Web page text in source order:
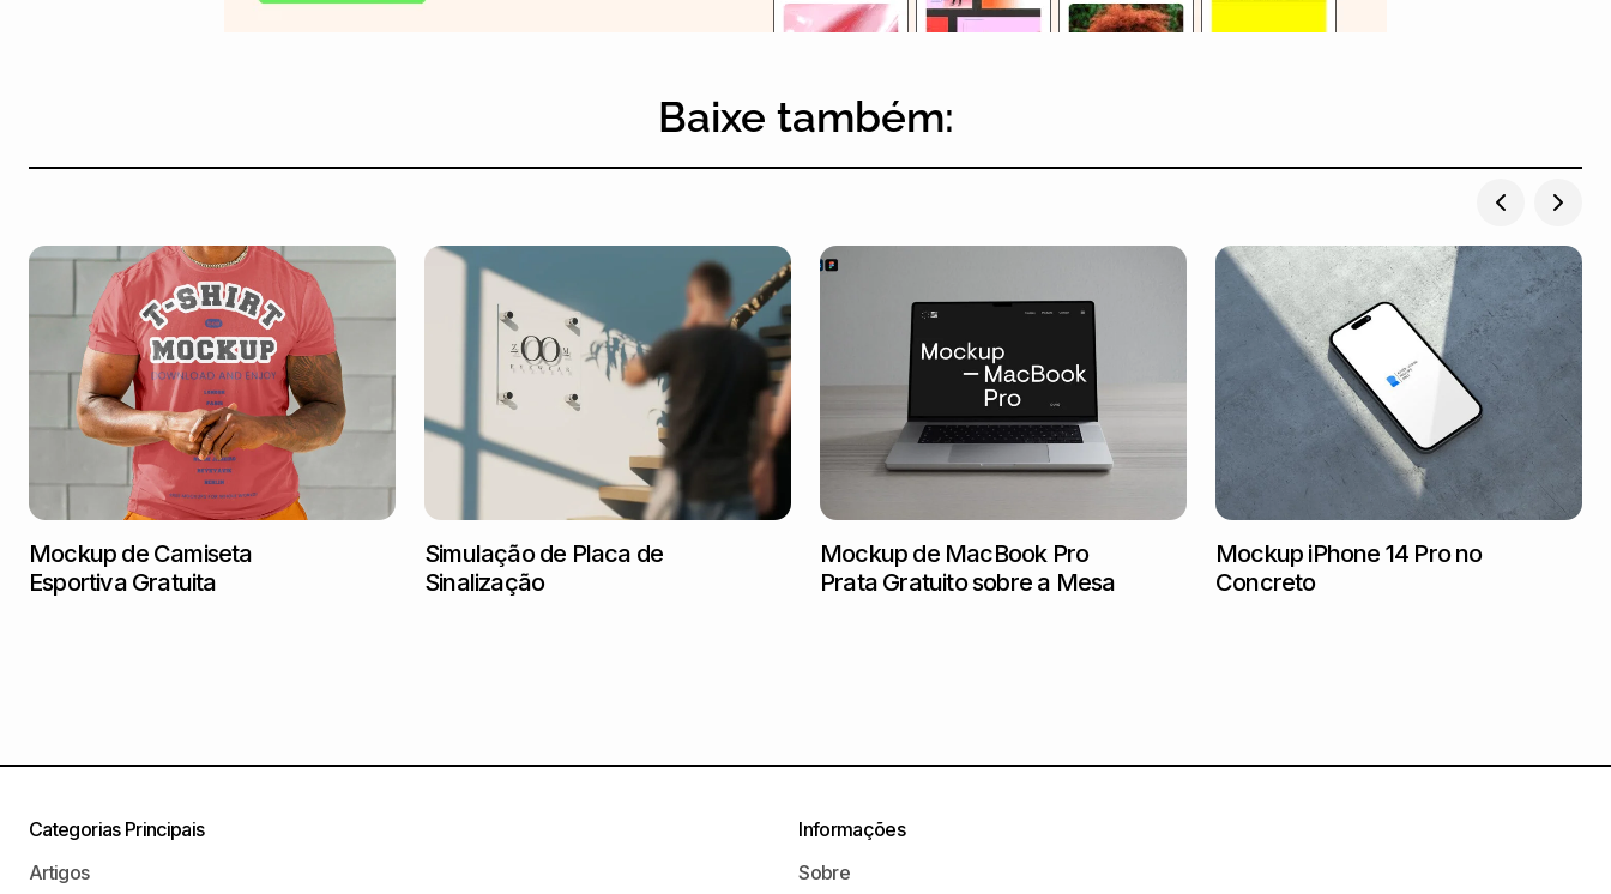
Baixe também:
Mockup de Camiseta
Esportiva Gratuita
Simulação de Placa de
Sinalização
Mockup de MacBook Pro
Prata Gratuito sobre a Mesa
Mockup iPhone 14 Pro no
Concreto
Categorias Principais
Artigos
Informações
Sobre